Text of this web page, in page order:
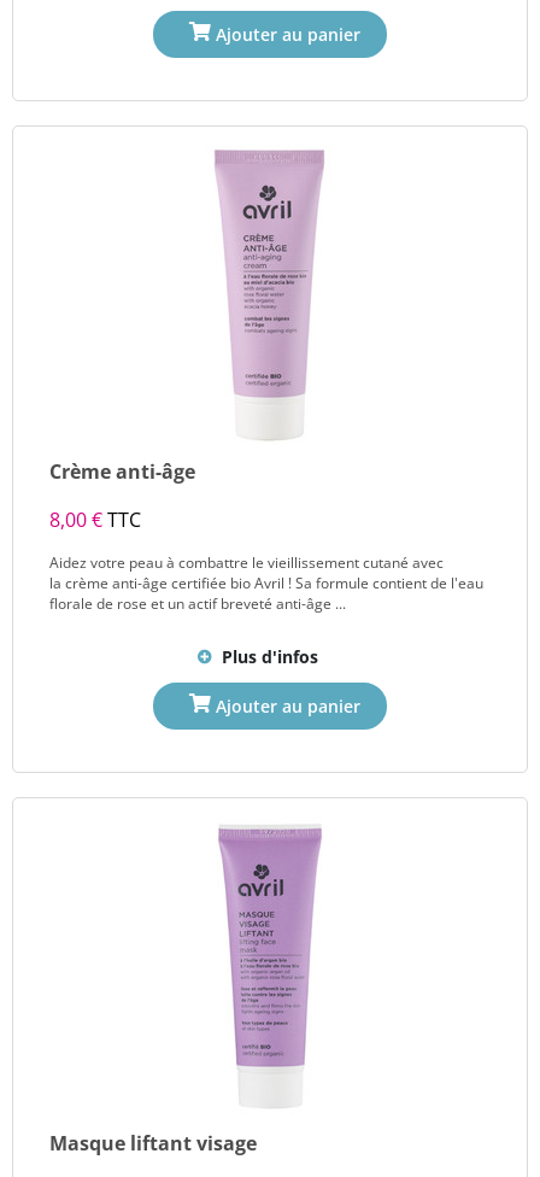
Crème anti-âge
8,00 €TTC
Aidez votre peau à combattre le vieillissement cutané avec
la crème anti-âge certifiée bio Avril ! Sa formule contient de l'eau
florale de rose et un actif breveté anti-âge ...
Plus d'infos
Masque liftant visage